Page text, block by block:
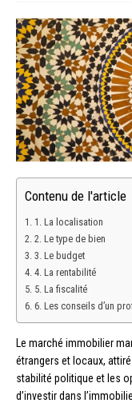
Contenu de l'article
1. La localisation
2. Le type de bien
3. Le budget
4. La rentabilité
5. La fiscalité
6. Les conseils d’un
Le marché immobilier
étrangers et locaux,
stabilité politique et les
d’investir dans